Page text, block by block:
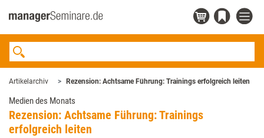
Artikelarchiv Rezension: Achtsame Führung: Trainings erfolgreich leiten
Medien des Monats
Rezension: Achtsame Führung: Trainings
erfolgreich leiten